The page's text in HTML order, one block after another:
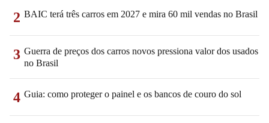
2 BAIC terá três carros em 2027 e mira 60 mil vendas no Brasil
3 Guerra de preços dos carros novos pressiona valor dos usados
no Brasil
4 Guia: como proteger o painel e os bancos de couro do sol